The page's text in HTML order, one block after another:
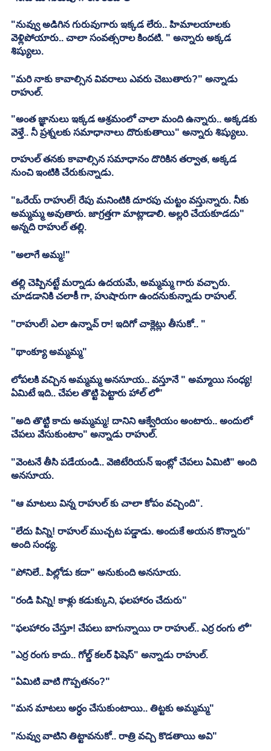
"నువ్వు అడిగిన గురువుగారు ఇక్కడ లేరు.. హిమాలయాలకు
వెళ్లిపోయారు.. చాలా సంవత్సరాల కిందటి. " అన్నారు అక్కడ
శిష్యులు.
"మరి నాకు కావాల్సిన వివరాలు ఎవరు చెబుతారు?" అన్నాడు
రాహుల్.
"అంత జ్ఞానులు ఇక్కడ ఆశ్రమంలో చాలా మంది ఉన్నారు.. అక్కడకు
వెళ్తే.. నీ ప్రశ్నలకు సమాధానాలు దొరుకుతాయి" అన్నారు శిష్యులు.
రాహుల్ తనకు కావాల్సిన సమాధానం దొరికిన తర్వాత, అక్కడ
నుంచి ఇంటికి చేరుకున్నాడు.
"ఒరేయ్ రాహుల్! రేపు మనింటికి దూరపు చుట్టం వస్తున్నారు. నీకు
అమ్మమ్మ అవుతారు. జాగ్రత్తగా మాట్లాడాలి. అల్లరి చేయకూడదు"
అన్నది రాహుల్ తల్లి.
"అలాగే అమ్మ!"
తల్లి చెప్పినట్టే మర్నాడు ఉదయమే, అమ్మమ్మ గారు వచ్చారు.
చూడడానికి చలాకీ గా, హుషారుగా ఉందనుకున్నాడు రాహుల్.
"రాహుల్! ఎలా ఉన్నావ్ రా! ఇదిగో చాక్లెట్లు తీసుకో.. "
"థాంక్యూ అమ్మమ్మ"
లోపలకి వచ్చిన అమ్మమ్మ అనసూయ.. వస్తూనే " అమ్మాయి సంధ్య!
ఏమిటే ఇది.. చేపల తొట్టి పెట్టారు హాల్ లో"
"అది తొట్టి కాదు అమ్మమ్మ! దానిని ఆక్వేరియం అంటారు.. అందులో
చేపలు వేసుకుంటాం" అన్నాడు రాహుల్.
"వెంటనే తీసి పడేయండి.. వెజిటేరియన్ ఇంట్లో చేపలు ఏమిటి" అంది
అనసూయ.
"ఆ మాటలు విన్న రాహుల్ కు చాలా కోపం వచ్చింది".
"లేదు పిన్ని! రాహుల్ ముచ్చట పడ్డాడు. అందుకే అయన కొన్నారు"
అంది సంధ్య.
"పోనిలే.. పిల్లోడు కదా" అనుకుంది అనసూయ.
"రండి పిన్ని! కాళ్లు కడుక్కుని, ఫలహారం చేదురు"
"ఫలహారం చేస్తూ! చేపలు బాగున్నాయి రా రాహుల్.. ఎర్ర రంగు లో"
"ఎర్ర రంగు కాదు.. గోల్డ్ కలర్ ఫిషెస్" అన్నాడు రాహుల్.
"ఏమిటి వాటి గొప్పతనం?"
"మన మాటలు అర్ధం చేసుకుంటాయి.. తిట్టకు అమ్మమ్మ"
"నువ్వు వాటిని తిట్టావనుకో.. రాత్రి వచ్చి కొడతాయి అవి"